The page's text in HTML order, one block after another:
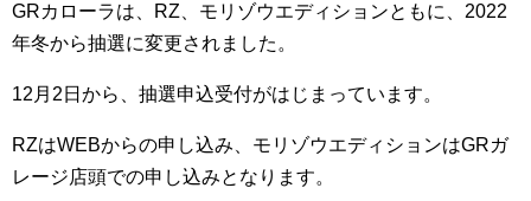
GRカローラは、RZ、モリゾウエディションともに、2022
年冬から抽選に変更されました。
12月2日から、抽選申込受付がはじまっています。
RZはWEBからの申し込み、モリゾウエディションはGRガ
レージ店頭での申し込みとなります。